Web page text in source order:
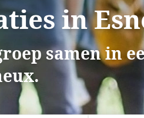
in
samen in